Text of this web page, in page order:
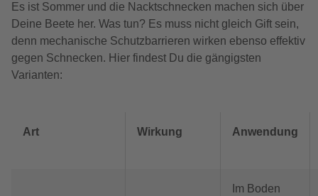
Es ist Sommer und die Nacktschnecken machen sich über
Deine Beete her. Was tun? Es muss nicht gleich Gift sein,
denn mechanische Schutzbarrieren wirken ebenso effektiv
gegen Schnecken. Hier findest Du die gängigsten
Varianten:
Art Wirkung Anwendung
Im Boden